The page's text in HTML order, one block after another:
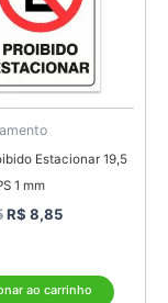
Estacionar 19,5
1 mm
R$ 8,85
ao carrinho